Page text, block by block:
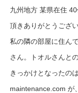
九州地方 某県在住
頂きありがとうござ
私の隣の部屋に住ん
さん。トオルさんと
きっかけとなったの
maintenance.com が